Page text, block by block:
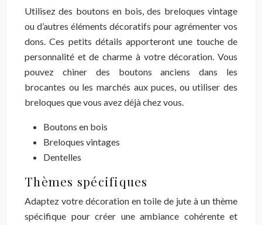
Utilisez des boutons en bois, des breloques vintage
ou d’autres éléments décoratifs pour agrémenter vos
dons. Ces petits détails apporteront une touche de
personnalité et de charme à votre décoration. Vous
pouvez chiner des boutons anciens dans les
brocantes ou les marchés aux puces, ou utiliser des
breloques que vous avez déjà chez vous.
Boutons en bois
Breloques vintages
Dentelles
Thèmes spécifiques
Adaptez votre décoration en toile de jute à un thème
spécifique pour créer une ambiance cohérente et